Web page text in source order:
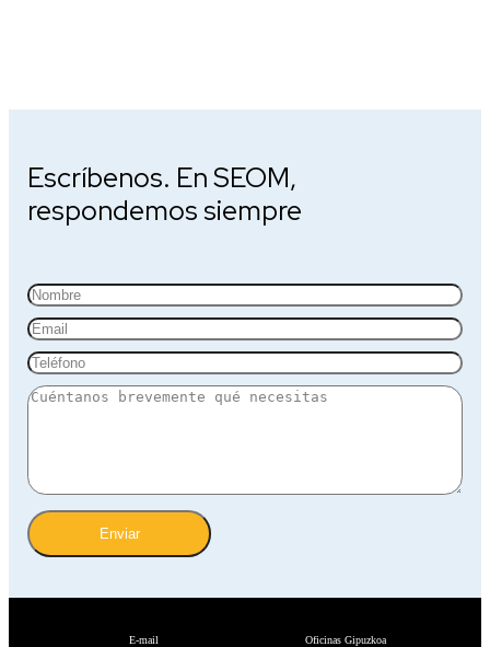
Escríbenos. En SEOM,
respondemos siempre
Enviar
E-mail Oficinas Gipuzkoa